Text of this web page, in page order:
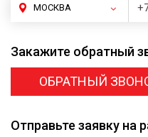
МОСКВА
Закажите обратный
ОБРАТНЫЙ
Отправьте заявку на